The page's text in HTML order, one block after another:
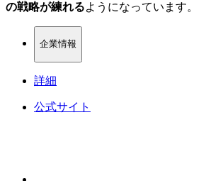
の戦略が練れるようになっています。
企業情報
詳細
公式サイト